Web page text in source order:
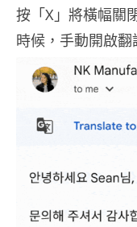
按「X」將橫幅關
時候，手動開啟翻